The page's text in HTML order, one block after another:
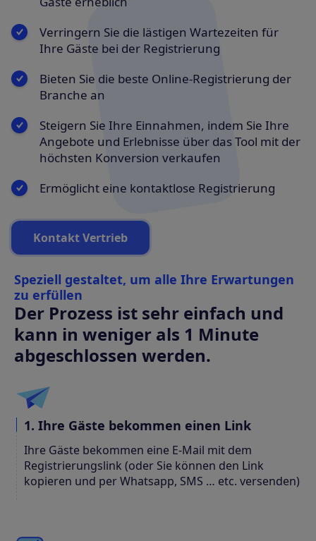
Verringern Sie die lästigen Wartezeiten für
Ihre Gäste bei der Registrierung
Bieten Sie die beste Online-Registrierung der
Branche an
Steigern Sie Ihre Einnahmen, indem Sie Ihre
Angebote und Erlebnisse über das Tool mit der
höchsten Konversion verkaufen
Ermöglicht eine kontaktlose Registrierung
Kontakt Vertrieb
Speziell gestaltet, um alle Ihre Erwartungen
zu erfüllen
Der Prozess ist sehr einfach und
kann in weniger als 1 Minute
abgeschlossen werden.
1. Ihre Gäste bekommen einen Link
Ihre Gäste bekommen eine E-Mail mit dem
Registrierungslink (oder Sie können den Link
kopieren und per Whatsapp, SMS … etc. versenden)